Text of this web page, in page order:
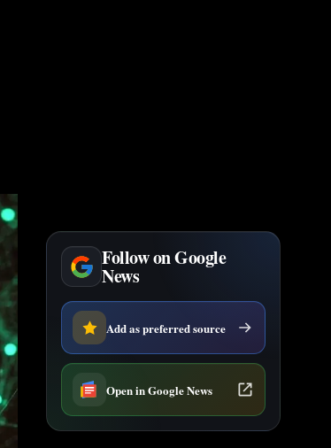
Follow on Google
News
Add as preferred source
Open in Google News